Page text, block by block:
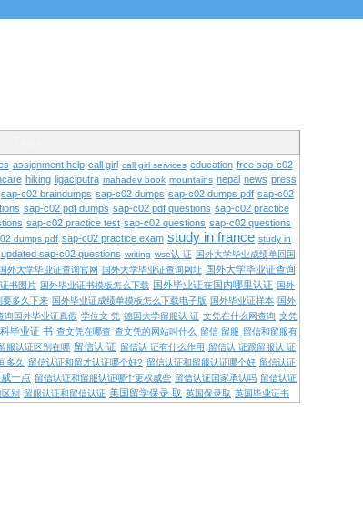
assignment help call girl call girl services education free sap-c02
hiking ligaciputra mahadev book mountains nepal news press
sap-c02 braindumps sap-c02 dumps sap-c02 dumps pdf sap-c02
sap-c02 pdf dumps sap-c02 pdf questions sap-c02 practice
sap-c02 practice test sap-c02 questions sap-c02 questions
dumps pdf sap-c02 practice exam study in france study in
updated sap-c02 questions writing wse认 证 国外大学毕业成绩单回国
国外大学毕业证查询官网 国外大学毕业证查询网址 国外大学毕业证查询
书图片 国外毕业证书模板怎么下载 国外毕业证在国内哪里认证 国外
要多久下来 国外毕业证成绩单模板怎么下载电子版 国外毕业证样本 国外
询国外毕业证真假 学位文 凭 德国大学留服认 证 文凭在什么网查询 文凭
毕业证 书 查文凭在哪查 查文凭的网站叫什么 留信 留服 留信和留服有
服认证区别在哪 留信认 证 留信认 证有什么作用 留信认 证跟留服认 证
多久 留信认证和留才认证哪个好? 留信认证和留服认证哪个好 留信认证
一点 留信认证和留服认证哪个更权威些 留信认证国家承认吗 留信认证
别 留服认证和留信认证 美国留学保录 取 英国保录取 英国毕业证书